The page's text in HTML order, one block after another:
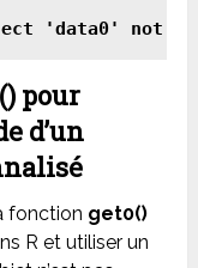
pour
d’un
fonction get0()
R et utiliser un